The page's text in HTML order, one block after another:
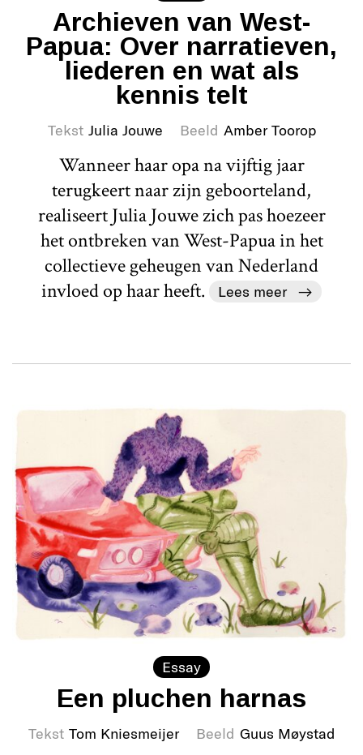
Archieven van West-
Papua: Over narratieven,
liederen en wat als
kennis telt
Tekst Julia Jouwe Beeld Amber Toorop
Wanneer haar opa na vijftig jaar
terugkeert naar zijn geboorteland,
realiseert Julia Jouwe zich pas hoezeer
het ontbreken van West-Papua in het
collectieve geheugen van Nederland
invloed op haar heeft.
Lees meer
Essay
Een pluchen harnas
Tekst Tom Kniesmeijer Beeld Guus Møystad